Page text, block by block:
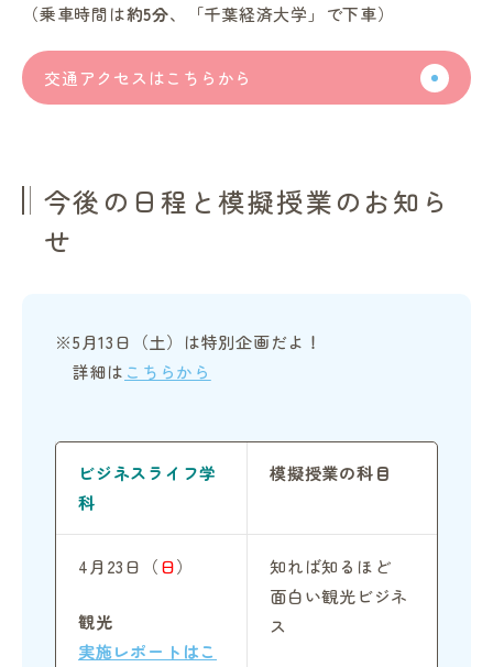
（乗車時間は約5分、「千葉経済大学」で下車）
交通アクセスはこちらから
今後の日程と模擬授業のお知ら
せ
※5月13日（土）は特別企画だよ！
詳細は こちらから
ビジネスライフ学
科
模擬授業の科目
4月23日（日）
観光
実施レポートはこ
知れば知るほど
面白い観光ビジネ
ス